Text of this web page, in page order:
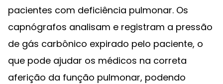
pacientes com deficiência pulmonar. Os
capnógrafos analisam e registram a pressão
de gás carbônico expirado pelo paciente, o
que pode ajudar os médicos na correta
aferição da função pulmonar, podendo